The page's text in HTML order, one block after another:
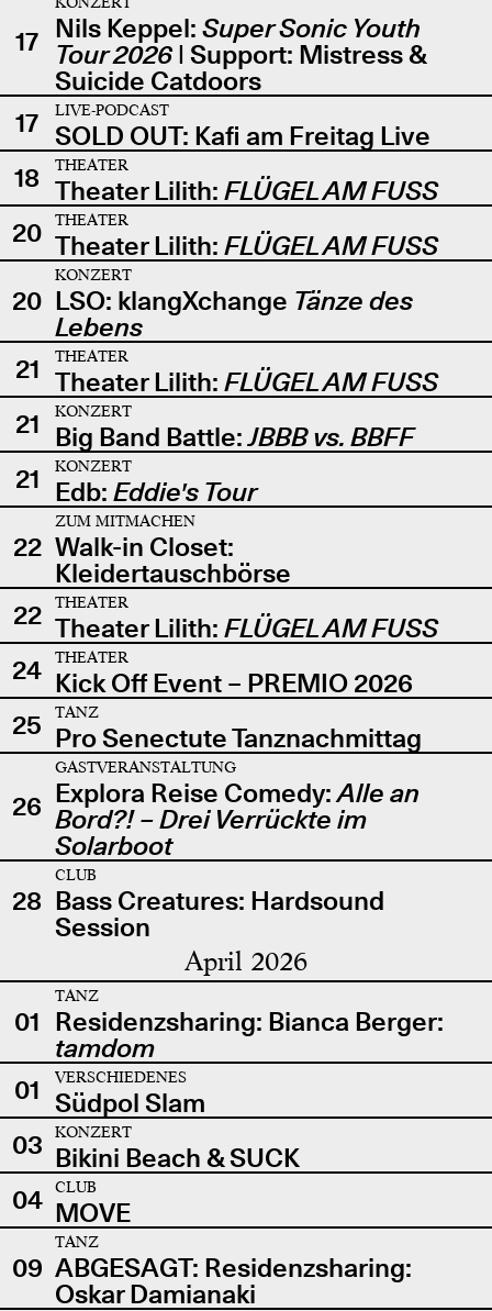
17 Nils Keppel: Super Sonic Youth
Tour 2026| Support: Mistress &
Suicide Catdoors
17
LIVE-PODCAST
SOLD OUT: Kafi am Freitag Live
18
THEATER
Theater Lilith: FLÜGEL AM FUSS
20
THEATER
Theater Lilith: FLÜGEL AM FUSS
20
KONZERT
LSO: klangXchange Tänze des
Lebens
21
THEATER
Theater Lilith: FLÜGEL AM FUSS
21
KONZERT
Big Band Battle:JBBB vs. BBFF
21
KONZERT
Edb: Eddie's Tour
22
ZUM MITMACHEN
Walk-in Closet:
Kleidertauschbörse
22
THEATER
Theater Lilith: FLÜGEL AM FUSS
24
THEATER
Kick Off Event – PREMIO 2026
25
TANZ
Pro Senectute Tanznachmittag
26
GASTVERANSTALTUNG
Explora Reise Comedy:Alle an
Bord?! – Drei Verrückte im
Solarboot
28
CLUB
Bass Creatures: Hardsound
Session
April 2026
01
TANZ
Residenzsharing: Bianca Berger:
tamdom
01
VERSCHIEDENES
Südpol Slam
03
KONZERT
Bikini Beach & SUCK
04
CLUB
MOVE
09
TANZ
ABGESAGT: Residenzsharing:
Oskar Damianaki